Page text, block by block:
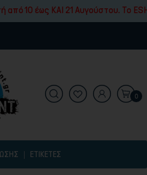
έως ΚΑΙ 21 Αυγούστου. To ESHOP
0
ΕΤΙΚΈΤΕΣ